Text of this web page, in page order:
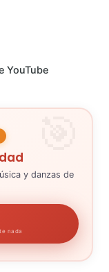
YouTube
y danzas de
nada